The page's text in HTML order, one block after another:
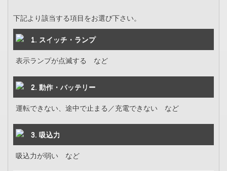
下記より該当する項目をお選び下さい。
1. スイッチ・ランプ
表示ランプが点滅する など
2. 動作・バッテリー
運転できない、途中で止まる／充電できない など
3. 吸込力
吸込力が弱い など